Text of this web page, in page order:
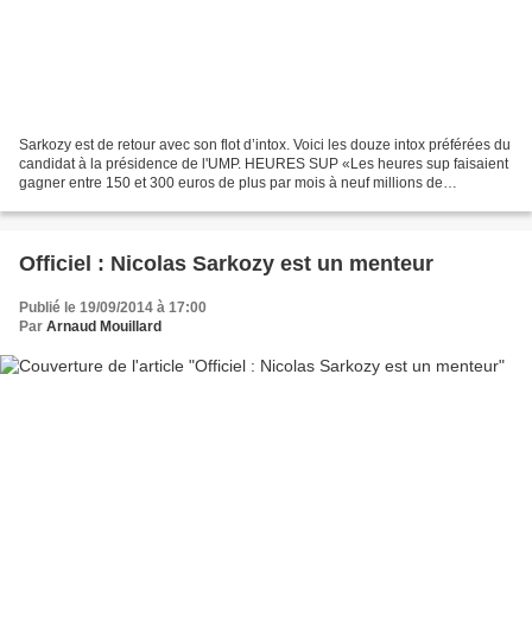
Sarkozy est de retour avec son flot d’intox. Voici les douze intox préférées du
candidat à la présidence de l'UMP. HEURES SUP «Les heures sup faisaient
gagner entre 150 et 300 euros de plus par mois à neuf millions de
Officiel : Nicolas Sarkozy est un menteur
Publié le 19/09/2014 à 17:00
Par Arnaud Mouillard